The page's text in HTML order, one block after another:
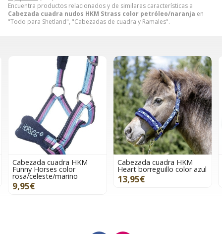
Encuentra productos relacionados y de similares características a
Cabezada cuadra nudos HKM Strass color petróleo/naranja en
"Todo para Shetland", "Cabezadas de cuadra y Ramales".
Cabezada cuadra HKM
Heart borreguillo color azul
13,95€
Cabezada cuadra nudos
HKM Nele color azul humo
19,95€